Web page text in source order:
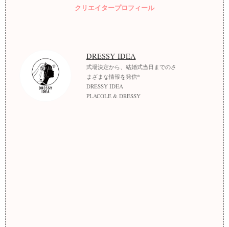
クリエイタープロフィール
DRESSY IDEA
式場決定から、結婚式当日までのさ
まざまな情報を発信*
DRESSY IDEA
PLACOLE & DRESSY